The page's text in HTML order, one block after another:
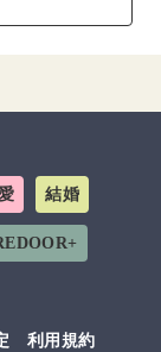
結婚
利用規約